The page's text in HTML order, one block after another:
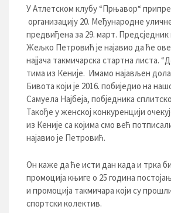
У Атлетском клубу “Прњавор“
организацију 20. Међународне
предвиђена за 29. март.
Жељко Петровић је најавио да ће
најјача такмичарска стартна листа.
тима из Кеније. Имамо најављен
Бивота који је 2016. побиједио на
Самуела Најбеја, побједника
Такође у женској конкуренцији
из Кеније са којима смо већ
најавио је Петровић.
Он каже да ће исти дан када и трка
промоција књиге о 25 година
и промоција такмичара који су
спортски колектив.